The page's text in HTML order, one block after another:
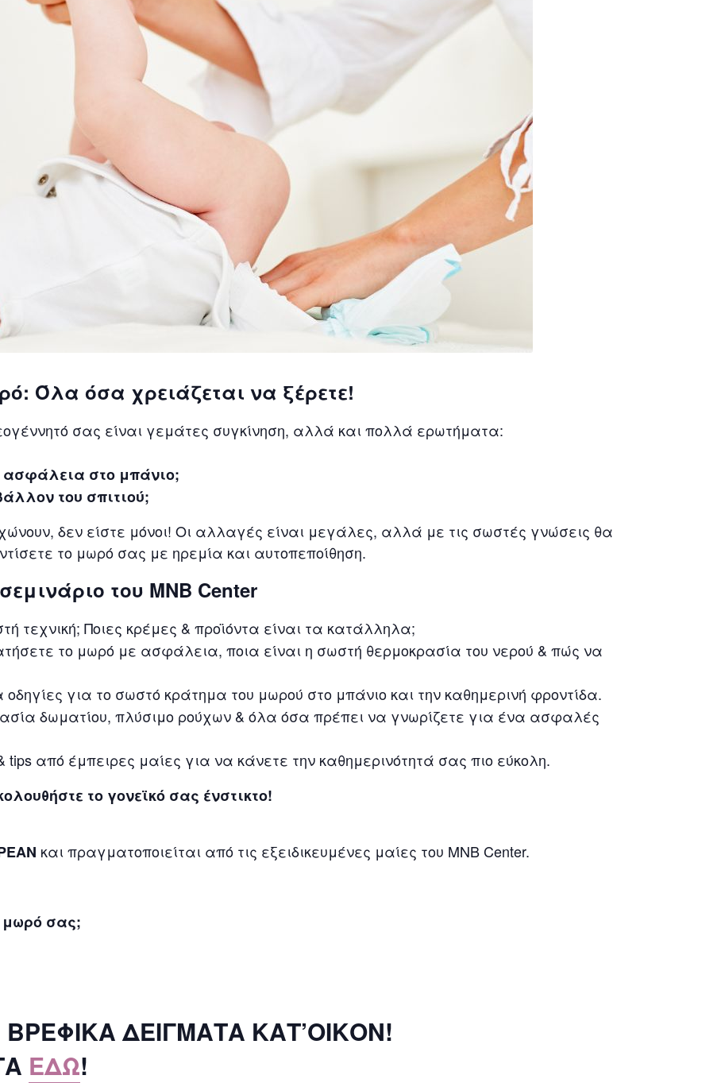
Όλα όσα χρειάζεται να ξέρετε!
σας είναι γεμάτες συγκίνηση, αλλά και πολλά ερωτήματα:
στο μπάνιο;
του σπιτιού;
δεν είστε μόνοι! Οι αλλαγές είναι μεγάλες, αλλά με τις σωστές γνώσεις θα
το μωρό σας με ηρεμία και αυτοπεποίθηση.
του MNB Center
τεχνική; Ποιες κρέμες & προϊόντα είναι τα κατάλληλα;
το μωρό με ασφάλεια, ποια είναι η σωστή θερμοκρασία του νερού & πώς να
για το σωστό κράτημα του μωρού στο μπάνιο και την καθημερινή φροντίδα.
δωματίου, πλύσιμο ρούχων & όλα όσα πρέπει να γνωρίζετε για ένα ασφαλές
tips από έμπειρες μαίες για να κάνετε την καθημερινότητά σας πιο εύκολη.
το γονεϊκό σας ένστικτο!
και πραγματοποιείται από τις εξειδικευμένες μαίες του MNB Center.
μωρό σας;
ΔΕΙΓΜΑΤΑ ΚΑΤ’ΟΙΚΟΝ!
ΕΔΩ!